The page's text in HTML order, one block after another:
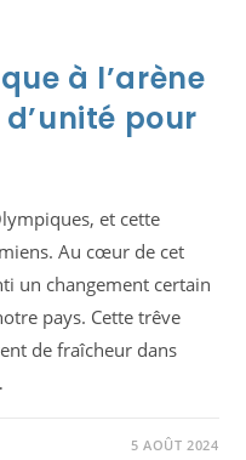
à l’arène
pour
et cette
Au cœur de cet
un changement certain
pays. Cette trêve
de fraîcheur dans
5 AOÛT 2024